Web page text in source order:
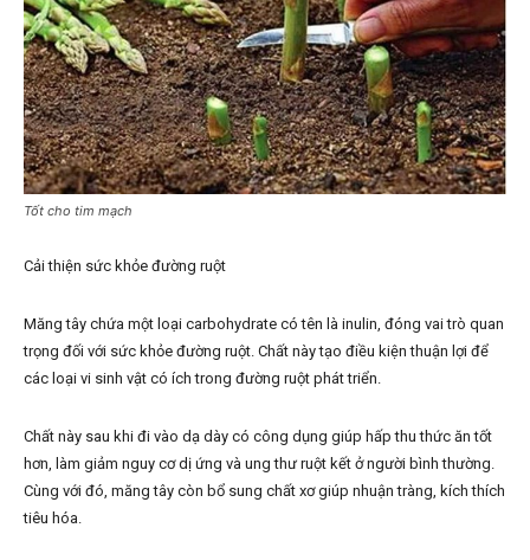
Tốt cho tim mạch
Cải thiện sức khỏe đường ruột
Măng tây chứa một loại carbohydrate có tên là inulin, đóng vai trò quan
trọng đối với sức khỏe đường ruột. Chất này tạo điều kiện thuận lợi để
các loại vi sinh vật có ích trong đường ruột phát triển.
Chất này sau khi đi vào dạ dày có công dụng giúp hấp thu thức ăn tốt
hơn, làm giảm nguy cơ dị ứng và ung thư ruột kết ở người bình thường.
Cùng với đó, măng tây còn bổ sung chất xơ giúp nhuận tràng, kích thích
tiêu hóa.